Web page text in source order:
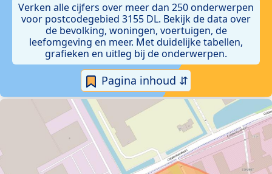
Verken alle cijfers over meer dan 250 onderwerpen
voor postcodegebied 3155 DL. Bekijk de data over
de bevolking, woningen, voertuigen, de
leefomgeving en meer. Met duidelijke tabellen,
grafieken en uitleg bij de onderwerpen.
Pagina inhoud ⇵